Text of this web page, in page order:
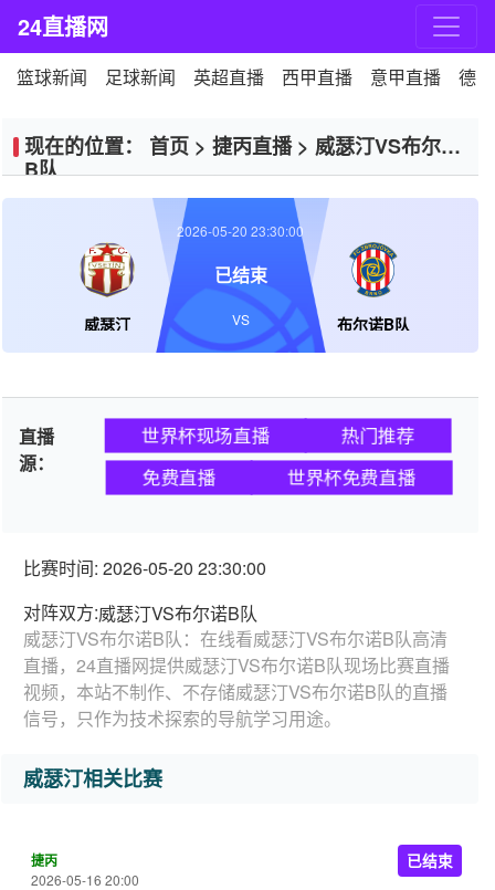
24直播网
篮球新闻 足球新闻 英超直播 西甲直播 意甲直播 德
现在的位置： 首页 > 捷丙直播> 威瑟汀VS布尔诺
B队
威瑟汀 布尔诺B队
2026-05-20 23:30:00
已结束
VS
直播
源：
世界杯现场直播 热门推荐
免费直播 世界杯免费直播
比赛时间: 2026-05-20 23:30:00
对阵双方:威瑟汀VS布尔诺B队
威瑟汀VS布尔诺B队：在线看威瑟汀VS布尔诺B队高清
直播，24直播网提供威瑟汀VS布尔诺B队现场比赛直播
视频，本站不制作、不存储威瑟汀VS布尔诺B队的直播
信号，只作为技术探索的导航学习用途。
威瑟汀相关比赛
捷丙
2026-05-16 20:00
已结束